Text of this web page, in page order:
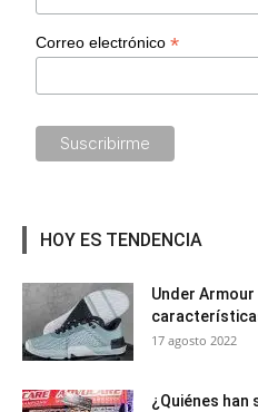
Correo electrónico*
HOY ES TENDENCIA
Under Armour
17 agosto 2022
¿Quiénes han